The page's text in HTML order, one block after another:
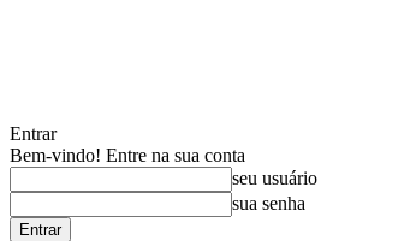
Entrar
Bem-vindo! Entre na sua conta
seu usuário
sua senha